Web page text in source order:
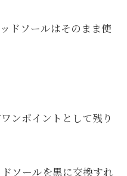
ドソールはそのまま使
ンポイントとして残り
ソールを黒に交換すれ